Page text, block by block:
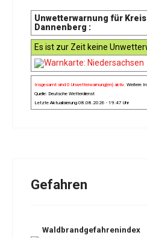
Unwetterwarnung für
Dannenberg :
Es ist zur Zeit keine
Insgesamt sind 0 Unwetterwarnung(en) aktiv. Weitere
Quelle: Deutsche Wetterdienst
Letzte Aktualisierung 08.08.2026 - 19:47 Uhr
Gefahren
Waldbrandgefahrenindex